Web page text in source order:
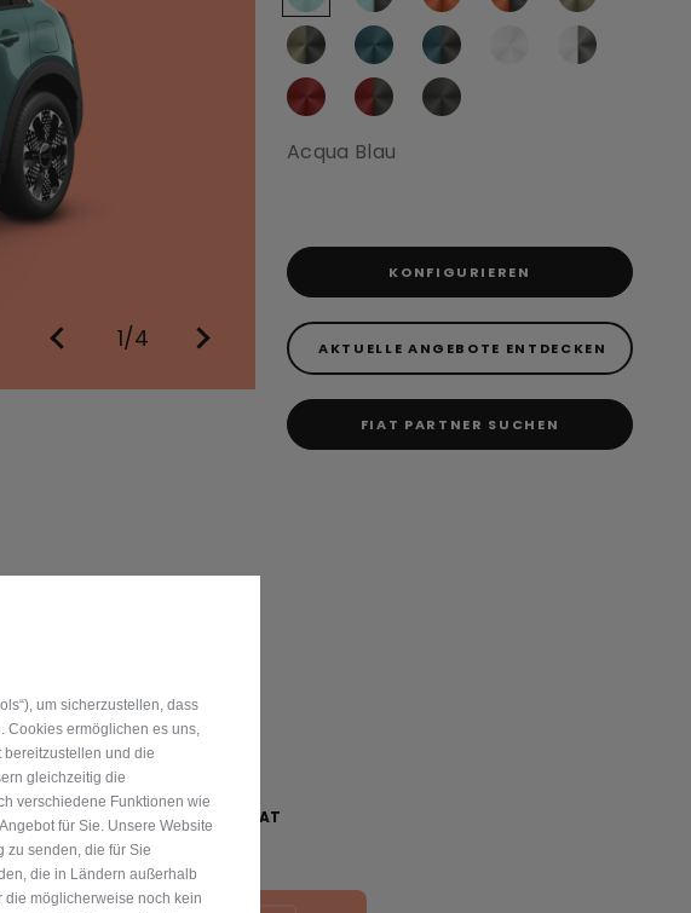
1/4
Acqua Blau
KONFIGURIEREN
AKTUELLE ANGEBOTE ENTDECKEN
FIAT PARTNER SUCHEN
Prima
€ 26.490.-* ODER € 249,-*/MONAT
um sicherzustellen, dass
Cookies ermöglichen es uns,
bereitzustellen und die
gleichzeitig die
verschiedene Funktionen wie
für Sie. Unsere Website
zu senden, die für Sie
die in Ländern außerhalb
die möglicherweise noch kein